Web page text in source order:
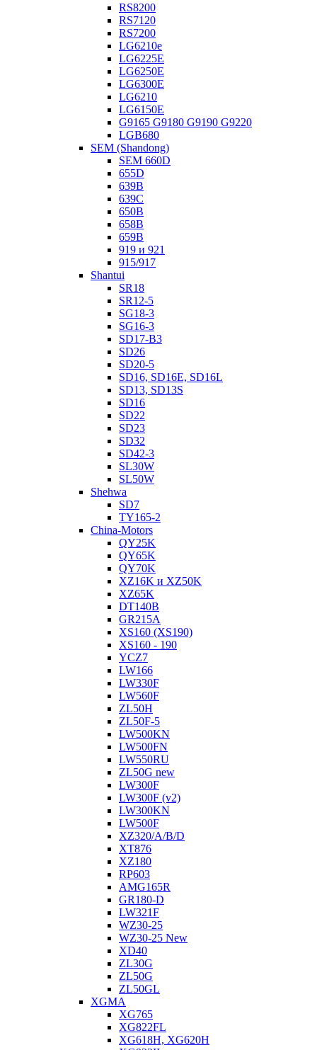
RS8200
RS7120
RS7200
LG6210e
LG6225E
LG6250E
LG6300E
LG6210
LG6150E
G9165 G9180 G9190 G9220
LGB680
SEM (Shandong)
SEM 660D
655D
639B
639С
650B
658B
659B
919 и 921
915/917
Shantui
SR18
SR12-5
SG18-3
SG16-3
SD17-B3
SD26
SD20-5
SD16, SD16E, SD16L
SD13, SD13S
SD16
SD22
SD23
SD32
SD42-3
SL30W
SL50W
Shehwa
SD7
TY165-2
China-Motors
QY25K
QY65K
QY70K
XZ16K и XZ50K
XZ65K
DT140B
GR215A
XS160 (XS190)
XS160 - 190
YCZ7
LW166
LW330F
LW560F
ZL50H
ZL50F-5
LW500KN
LW500FN
LW550RU
ZL50G new
LW300F
LW300F (v2)
LW300KN
LW500F
XZ320/A/B/D
XT876
XZ180
RP603
АMG165R
GR180-D
LW321F
WZ30-25
WZ30-25 New
XD40
ZL30G
ZL50G
ZL50GL
XGMA
XG765
XG822FL
XG618H, XG620H